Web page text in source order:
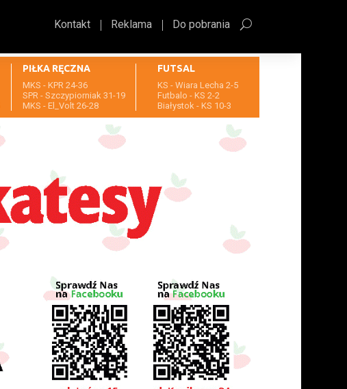
Kontakt Reklama Do pobrania
PIŁKA RĘCZNA
MKS - KPR 24-36
SPR - Szczypiorniak 31-19
MKS - El_Volt 26-28
FUTSAL
KS - Wiara Lecha 2-5
Futbalo - KS 2-2
Białystok - KS 10-3